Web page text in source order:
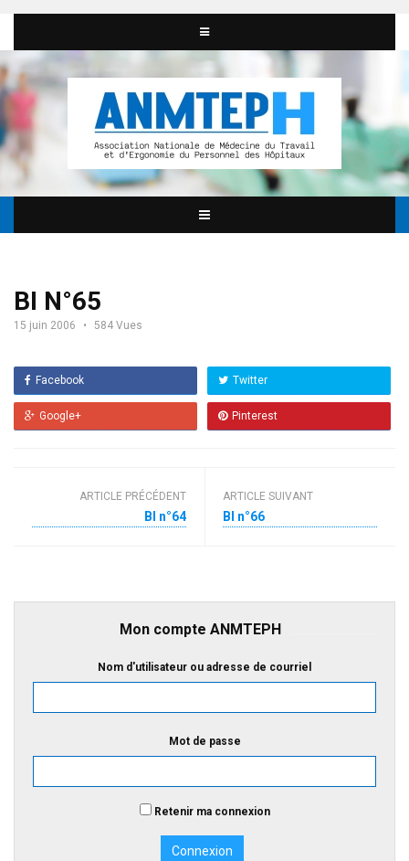
BI N°65
15 juin 2006 584 Vues
Facebook Twitter
Google+ Pinterest
ARTICLE PRÉCÉDENT
BI n°64
ARTICLE SUIVANT
BI n°66
Mon compte ANMTEPH
Nom d'utilisateur ou adresse de courriel
Mot de passe
Retenir ma connexion